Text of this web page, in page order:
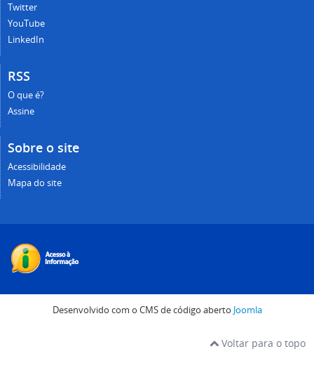
Twitter
YouTube
LinkedIn
RSS
O que é?
Assine
Sobre o site
Acessibilidade
Mapa do site
Desenvolvido com o CMS de código aberto Joomla
Voltar para o topo